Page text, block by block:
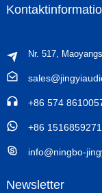
Nr. 517,
+86 574
+86
info@ningbo-
Newsletter